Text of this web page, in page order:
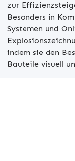
zur
Besonders in
Systemen und
indem sie den
Bauteile visuell